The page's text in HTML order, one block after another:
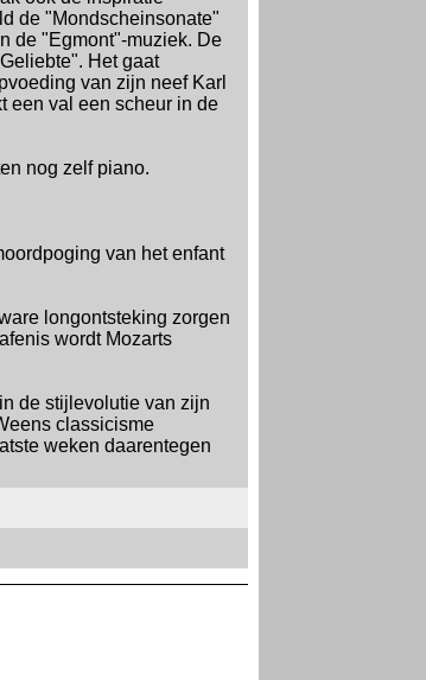
de "Mondscheinsonate"
de "Egmont"-muziek. De
Het gaat
van zijn neef Karl
een val een scheur in de
nog zelf piano.
van het enfant
longontsteking zorgen
wordt Mozarts
de stijlevolutie van zijn
classicisme
weken daarentegen